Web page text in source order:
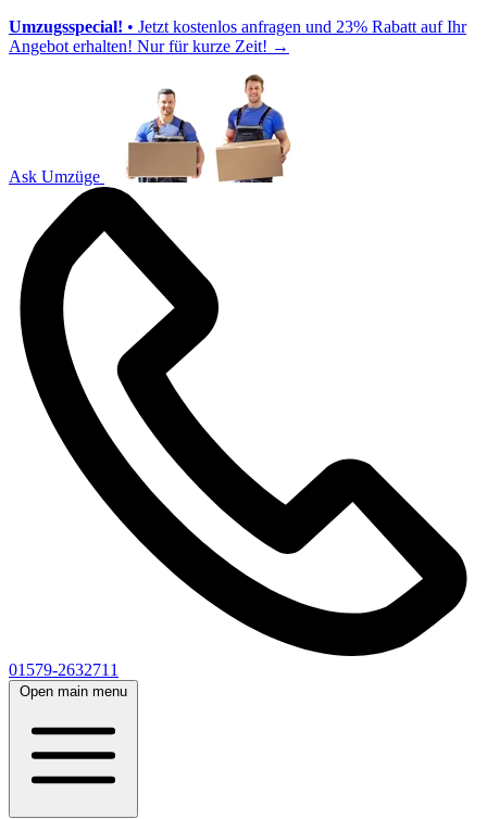
Umzugsspecial! • Jetzt kostenlos anfragen und 23% Rabatt auf Ihr
Angebot erhalten! Nur für kurze Zeit! →
Ask Umzüge
01579-2632711
Open main menu